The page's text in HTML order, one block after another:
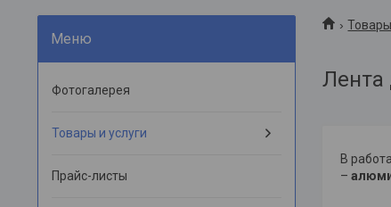
Лента
В
–
Фотогалерея
Товары и услуги
Прайс-листы